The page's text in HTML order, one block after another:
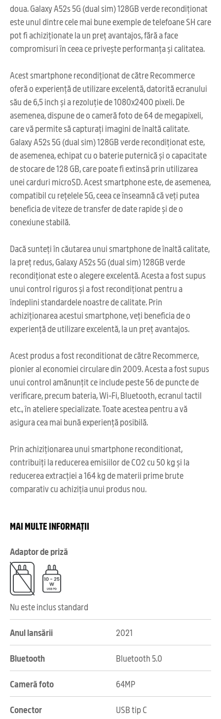
doua. Galaxy A52s 5G (dual sim) 128GB verde recondiționat
este unul dintre cele mai bune exemple de telefoane SH care
pot fi achiziționate la un preț avantajos, fără a face
compromisuri în ceea ce privește performanța și calitatea.
Acest smartphone recondiționat de către Recommerce
oferă o experiență de utilizare excelentă, datorită ecranului
său de 6,5 inch și a rezoluție de 1080x2400 pixeli. De
asemenea, dispune de o cameră foto de 64 de megapixeli,
care vă permite să capturați imagini de înaltă calitate.
Galaxy A52s 5G (dual sim) 128GB verde recondiționat este,
de asemenea, echipat cu o baterie puternică și o capacitate
de stocare de 128 GB, care poate fi extinsă prin utilizarea
unei carduri microSD. Acest smartphone este, de asemenea,
compatibil cu rețelele 5G, ceea ce înseamnă că veți putea
beneficia de viteze de transfer de date rapide și de o
conexiune stabilă.
Dacă sunteți în căutarea unui smartphone de înaltă calitate,
la preț redus, Galaxy A52s 5G (dual sim) 128GB verde
recondiționat este o alegere excelentă. Acesta a fost supus
unui control riguros și a fost recondiționat pentru a
îndeplini standardele noastre de calitate. Prin
achiziționarea acestui smartphone, veți beneficia de o
experiență de utilizare excelentă, la un preț avantajos.
Acest produs a fost reconditionat de către Recommerce,
pionier al economiei circulare din 2009. Acesta a fost supus
unui control amănunțit ce include peste 56 de puncte de
verificare, precum bateria, Wi-Fi, Bluetooth, ecranul tactil
etc., în ateliere specializate. Toate acestea pentru a vă
asigura cea mai bună experiență posibilă.
Prin achiziționarea unui smartphone reconditionat,
contribuiți la reducerea emisiilor de CO2 cu 50 kg și la
reducerea extracției a 164 kg de materii prime brute
comparativ cu achiziția unui produs nou.
MAI MULTE INFORMAȚII
Adaptor de priză
Nu este inclus standard
Anul lansării 2021
Bluetooth Bluetooth 5.0
Cameră foto 64MP
Conector USB tip C